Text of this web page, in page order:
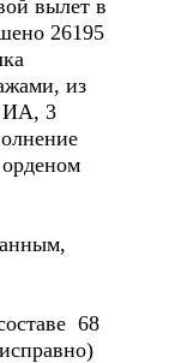
вылет в
26195
из
ИА, 3
68